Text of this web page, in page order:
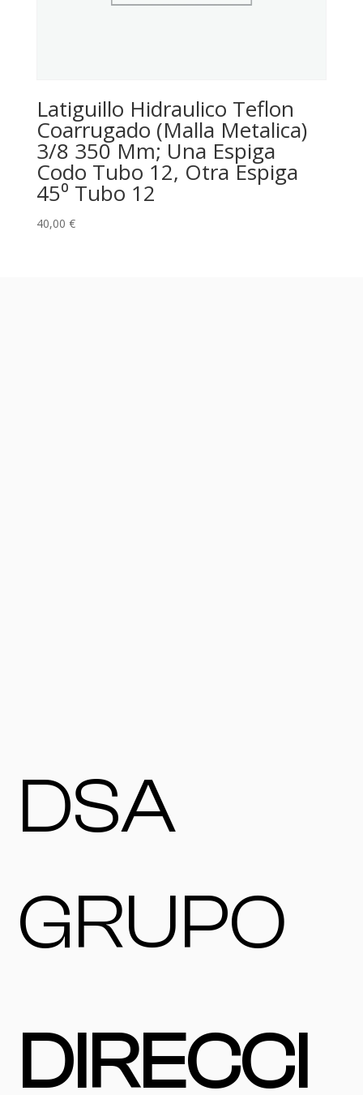
Latiguillo Hidraulico Teflon
Coarrugado (Malla Metalica)
3/8 350 Mm; Una Espiga
Codo Tubo 12, Otra Espiga
45⁰ Tubo 12
40,00 €
DSA
GRUPO
DIRECCI